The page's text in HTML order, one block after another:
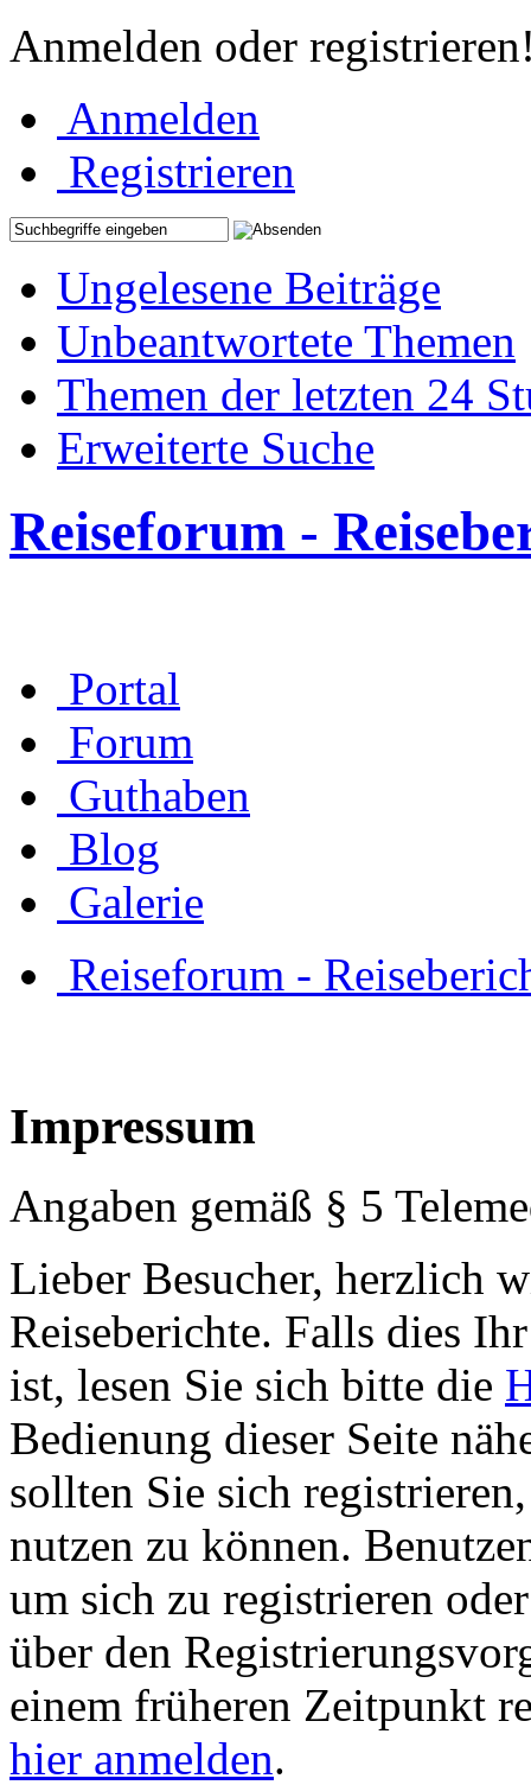
Anmelden oder
Anmelden
Registrieren
Ungelesene Beiträge
Unbeantwortete Themen
Themen der letzten 24
Erweiterte Suche
Reiseforum -
Portal
Forum
Guthaben
Blog
Galerie
Reiseforum -
Impressum
Angaben gemäß § 5
Lieber Besucher, herzlich
Reiseberichte. Falls dies
ist, lesen Sie sich bitte die
Bedienung dieser Seite
sollten Sie sich
nutzen zu können.
um sich zu registrieren
über den
einem früheren Zeitpunkt
hier anmelden.